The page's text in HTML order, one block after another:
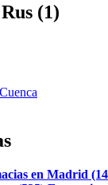
(1)
Cuenca
en Madrid